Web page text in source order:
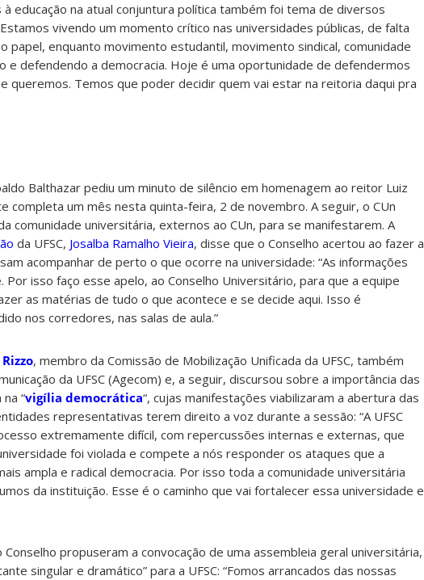
educação na atual conjuntura política também foi tema de diversos
vivendo um momento crítico nas universidades públicas, de falta
papel, enquanto movimento estudantil, movimento sindical, comunidade
e defendendo a democracia. Hoje é uma oportunidade de defendermos
queremos. Temos que poder decidir quem vai estar na reitoria daqui pra
Balthazar pediu um minuto de silêncio em homenagem ao reitor Luiz
completa um mês nesta quinta-feira, 2 de novembro. A seguir, o CUn
comunidade universitária, externos ao CUn, para se manifestarem. A
da UFSC, Josalba Ramalho Vieira, disse que o Conselho acertou ao fazer a
acompanhar de perto o que ocorre na universidade: “As informações
Por isso faço esse apelo, ao Conselho Universitário, para que a equipe
as matérias de tudo o que acontece e se decide aqui. Isso é
nos corredores, nas salas de aula.”
, membro da Comissão de Mobilização Unificada da UFSC, também
da UFSC (Agecom) e, a seguir, discursou sobre a importância das
“vigília democrática“, cujas manifestações viabilizaram a abertura das
representativas terem direito a voz durante a sessão: “A UFSC
extremamente difícil, com repercussões internas e externas, que
foi violada e compete a nós responder os ataques que a
ampla e radical democracia. Por isso toda a comunidade universitária
da instituição. Esse é o caminho que vai fortalecer essa universidade e
propuseram a convocação de uma assembleia geral universitária,
singular e dramático” para a UFSC: “Fomos arrancados das nossas